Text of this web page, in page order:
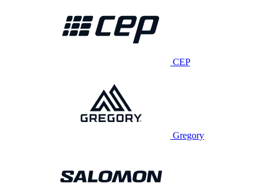
CEP
Gregory